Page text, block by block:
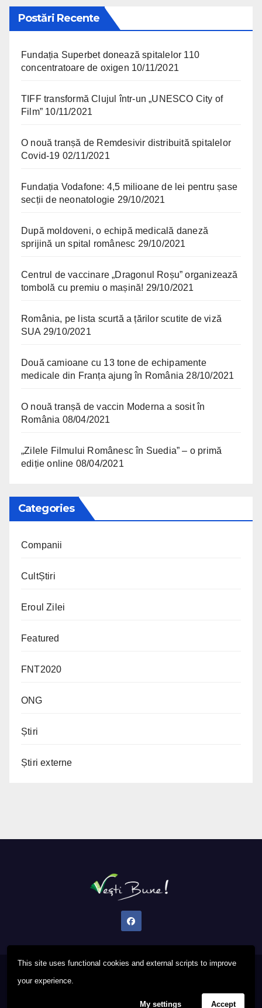
This site uses functional cookies and external scripts to improve
your experience.
My settings Accept
Postări Recente
Fundația Superbet donează spitalelor 110
concentratoare de oxigen 10/11/2021
TIFF transformă Clujul într-un „UNESCO City of
Film” 10/11/2021
O nouă tranșă de Remdesivir distribuită spitalelor
Covid-19 02/11/2021
Fundația Vodafone: 4,5 milioane de lei pentru șase
secții de neonatologie 29/10/2021
După moldoveni, o echipă medicală daneză
sprijină un spital românesc 29/10/2021
Centrul de vaccinare „Dragonul Roșu” organizează
tombolă cu premiu o mașină! 29/10/2021
România, pe lista scurtă a țărilor scutite de viză
SUA 29/10/2021
Două camioane cu 13 tone de echipamente
medicale din Franța ajung în România 28/10/2021
O nouă tranșă de vaccin Moderna a sosit în
România 08/04/2021
„Zilele Filmului Românesc în Suedia” – o primă
ediție online 08/04/2021
Categories
Companii
CultȘtiri
Eroul Zilei
Featured
FNT2020
ONG
Știri
Știri externe
Proudly powered by WordPress
Privacy PolicyFAQ